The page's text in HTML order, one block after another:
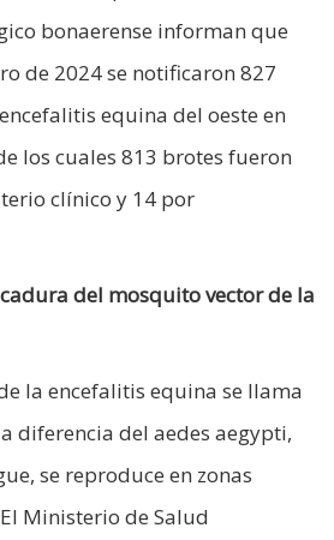
bonaerense informan que
de 2024 se notificaron 827
equina del oeste en
los cuales 813 brotes fueron
clínico y 14 por
del mosquito vector de la
la encefalitis equina se llama
diferencia del aedes aegypti,
se reproduce en zonas
Ministerio de Salud